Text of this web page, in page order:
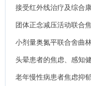
接受红外线治疗及综合
响因素分析.
团体正念减压活动联合
症状和家属照护负担的影
小剂量奥氮平联合舍曲
头晕患者的焦虑、感知
老年慢性病患者焦虑抑